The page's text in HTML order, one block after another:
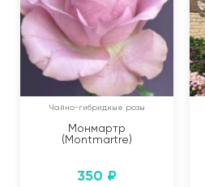
Чайно-гибридные розы
Монмартр
(Montmartre)
350 ₽